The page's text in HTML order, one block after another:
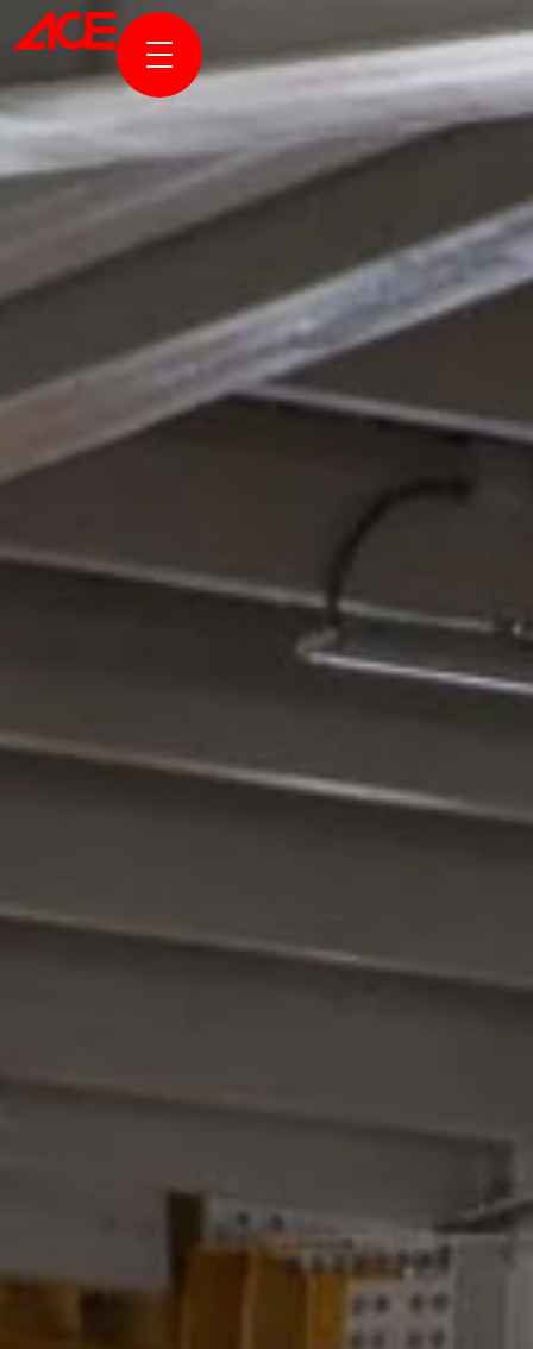
KURUMSAL
PROJELER
ÖDÜLLER & YAYINLAR
HABERLER & HİKAYELER
ACE ONLINE
100. Yıl Pazar Yeri, Ankara’nın kent kimliğine uyumlu,
işlevsel bir tasarımla tamamlanarak, modern pazar
alışverişine konforlu ve davetkâr bir deneyim sunan